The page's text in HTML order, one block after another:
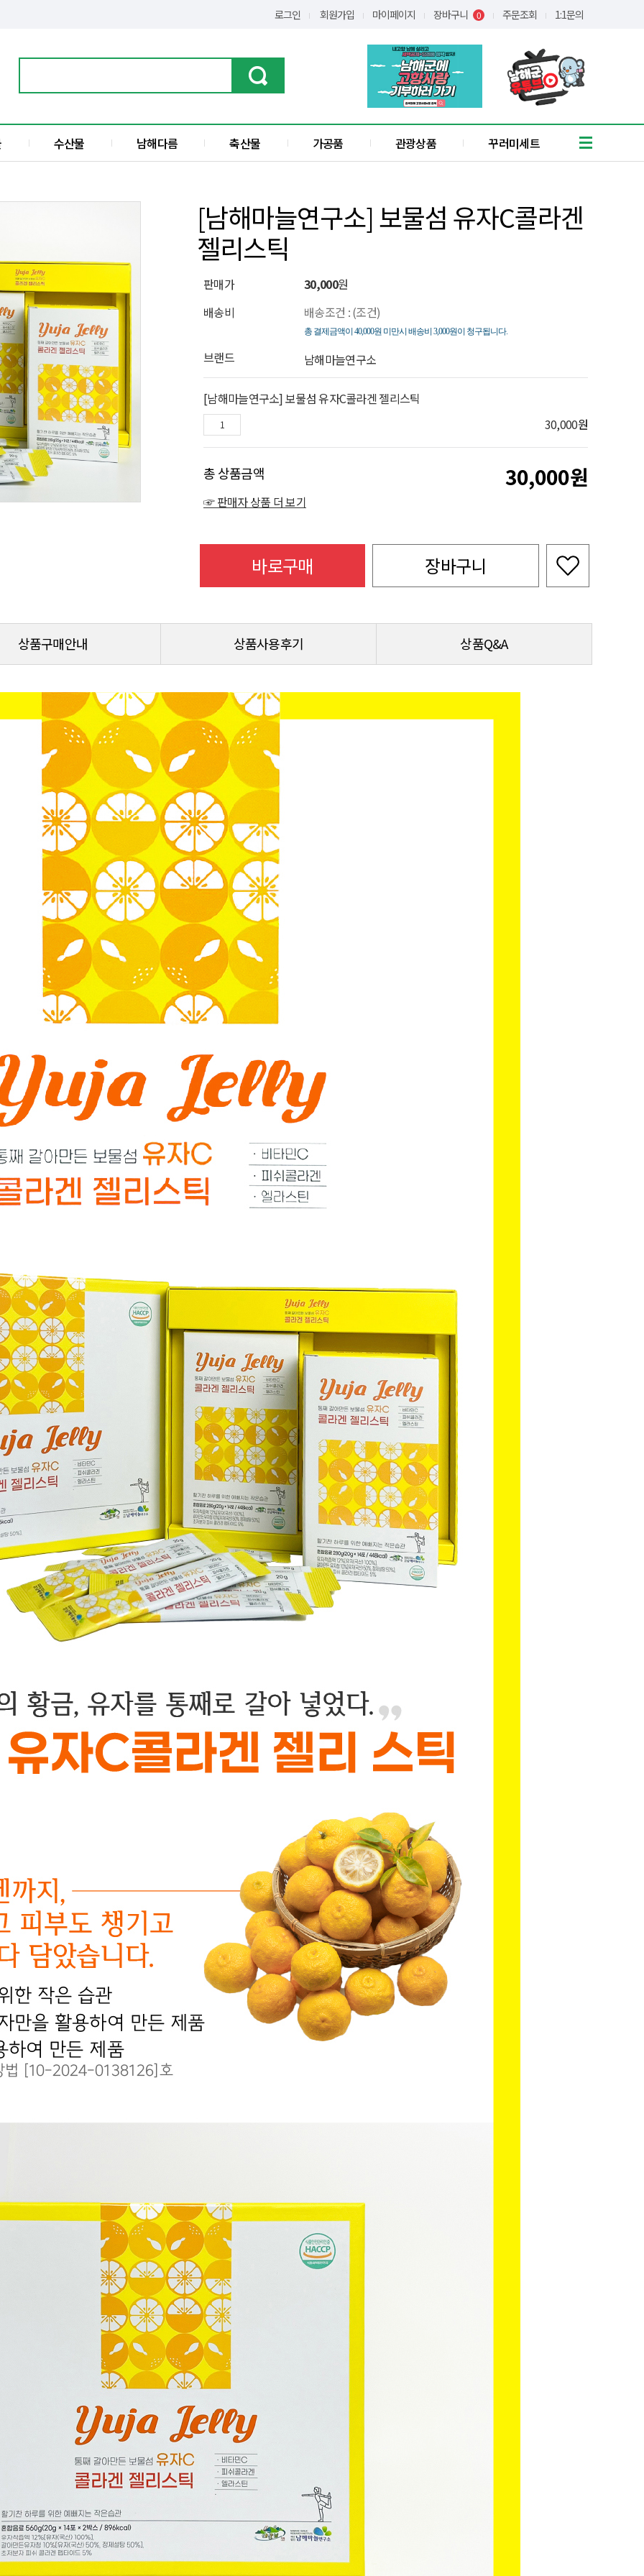
로그인 회원가입 마이페이지 장바구니 0 주문조회 1:1문의
수산물 남해다름 축산물 가공품
전통식품
액젓/어간장
기타
간편식
죽
관광상품 꾸러미세트
[남해마늘연구소] 보물섬 유자C콜라겐
젤리스틱
판매가 30,000원
배송비
배송조건 : (조건)
총 결제금액이 40,000원 미만시 배송비 3,000원이 청구됩니다.
브랜드 남해마늘연구소
[남해마늘연구소] 보물섬 유자C콜라겐 젤리스틱
30,000원
총 상품금액 30,000
☞ 판매자 상품 더 보기
바로구매 장바구니
상품구매안내 상품사용후기 상품Q&A